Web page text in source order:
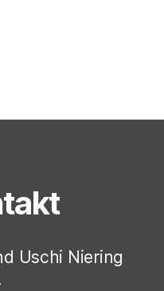
Uschi Niering